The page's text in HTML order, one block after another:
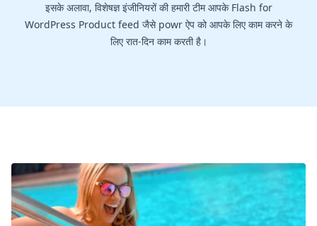
इसके अलावा, विशेषज्ञ इंजीनियरों की हमारी टीम आपके Flash for
WordPress Product feed जैसे powr ऐप को आपके लिए काम करने के
लिए रात-दिन काम करती है।